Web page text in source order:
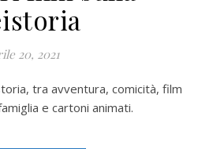
20, 2021
e cartoni animati.